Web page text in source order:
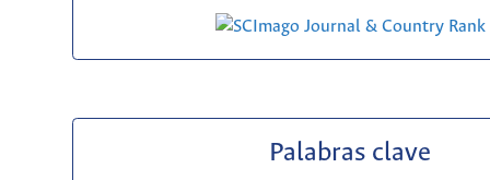
Palabras clave